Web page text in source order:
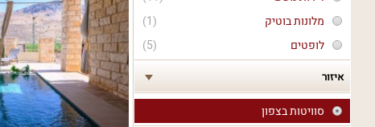
(1)
מלונות בוטיק
(5)
לופטים
איזור
סוויטות בצפון